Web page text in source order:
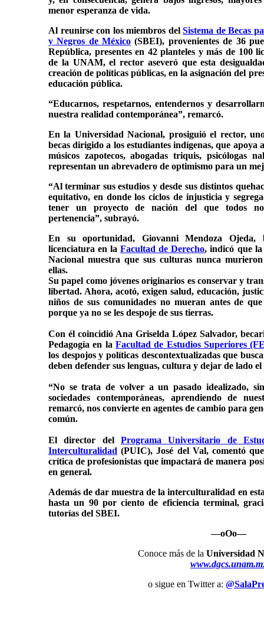
menor esperanza de vida.
Al reunirse con los miembros delSistema de Becas
y Negros de México (SBEI), provenientes de 36
República, presentes en 42 planteles y más de 100
de la UNAM, el rector aseveró que esta
creación de políticas públicas, en la asignación del
educación pública.
“Educarnos, respetarnos, entendernos y
nuestra realidad contemporánea”, remarcó.
En la Universidad Nacional, prosiguió el rector,
becas dirigido a los estudiantes indígenas, que apoya
músicos zapotecos, abogadas triquis, psicólogas
representan un abrevadero de optimismo para un
“Al terminar sus estudios y desde sus distintos
equitativo, en donde los ciclos de injusticia y
tener un proyecto de nación del que todos
pertenencia”, subrayó.
En su oportunidad, Giovanni Mendoza Ojeda,
licenciatura en laFacultad de Derecho, indicó que la
Nacional muestra que sus culturas nunca
ellas.
Su papel como jóvenes originarios es conservar y
libertad. Ahora, acotó, exigen salud, educación,
niños de sus comunidades no mueran antes de
porque ya no se les despoje de sus tierras.
Con él coincidió Ana Griselda López Salvador,
Pedagogía en la Facultad de Estudios Superiores
los despojos y políticas descontextualizadas que
deben defender sus lenguas, cultura y dejar de lado
“No se trata de volver a un pasado idealizado,
sociedades contemporáneas, aprendiendo de
remarcó, nos convierte en agentes de cambio para
común.
El director delPrograma Universitario de
Interculturalidad (PUIC), José del Val, comentó
crítica de profesionistas que impactará de manera
en general.
Además de dar muestra de la interculturalidad en
hasta un 90 por ciento de eficiencia terminal,
tutorías del SBEI.
—oOo—
Conoce más de la Universidad
o sigue en Twitter a: